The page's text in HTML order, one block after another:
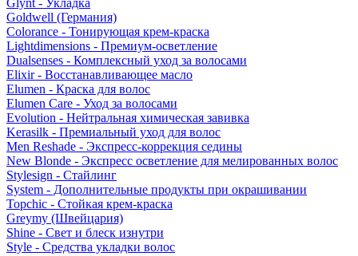
Glynt - Укладка
Goldwell (Германия)
Colorance - Тонирующая крем-краска
Lightdimensions - Премиум-осветление
Dualsenses - Комплексный уход за волосами
Elixir - Восстанавливающее масло
Elumen - Краска для волос
Elumen Care - Уход за волосами
Evolution - Нейтральная химическая завивка
Kerasilk - Премиальный уход для волос
Men Reshade - Экспресс-коррекция седины
New Blonde - Экспресс осветление для мелированных волос
Stylesign - Стайлинг
System - Дополнительные продукты при окрашивании
Topchic - Стойкая крем-краска
Greymy (Швейцария)
Shine - Свет и блеск изнутри
Style - Средства укладки волос